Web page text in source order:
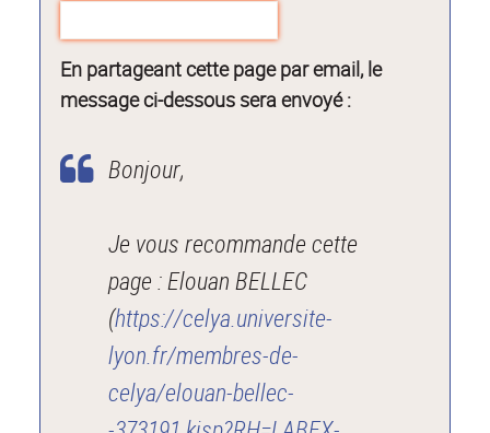
En partageant cette page par email, le
message ci-dessous sera envoyé :
Bonjour,
Je vous recommande cette
page : Elouan BELLEC
(https://celya.universite-
lyon.fr/membres-de-
celya/elouan-bellec-